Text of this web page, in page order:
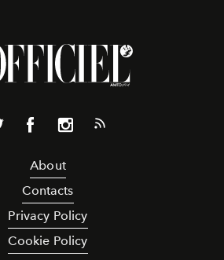
About
Contacts
Privacy Policy
Cookie Policy